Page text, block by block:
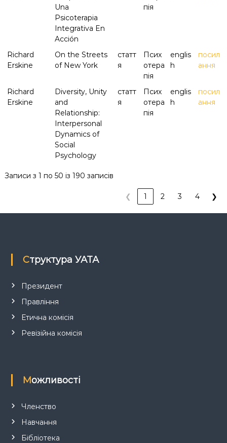
Una
Psicoterapia
Integrativa En
Acción
пія
Richard
Erskine
On the Streets
of New York
статт
я
Псих
отера
пія
englis
h
посил
ання
Richard
Erskine
Diversity, Unity
and
Relationship:
Interpersonal
Dynamics of
Social
Psychology
статт
я
Псих
отера
пія
englis
h
посил
ання
Записи з 1 по 50 із 190 записів
❮ 1 2 3 4 ❯
Структура УАТА
Президент
Правління
Етична комісія
Ревізійна комісія
Можливості
Членство
Навчання
Бібліотека